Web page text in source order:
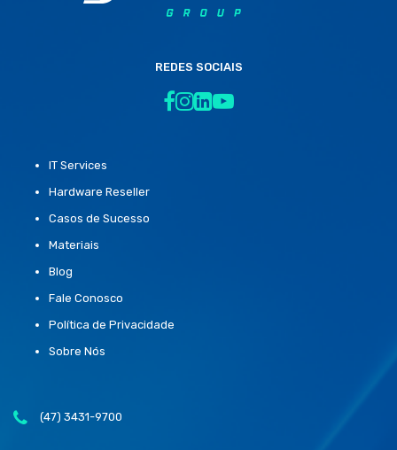
REDES SOCIAIS
IT Services
Hardware Reseller
Casos de Sucesso
Materiais
Blog
Fale Conosco
Política de Privacidade
Sobre Nós
(47) 3431-9700